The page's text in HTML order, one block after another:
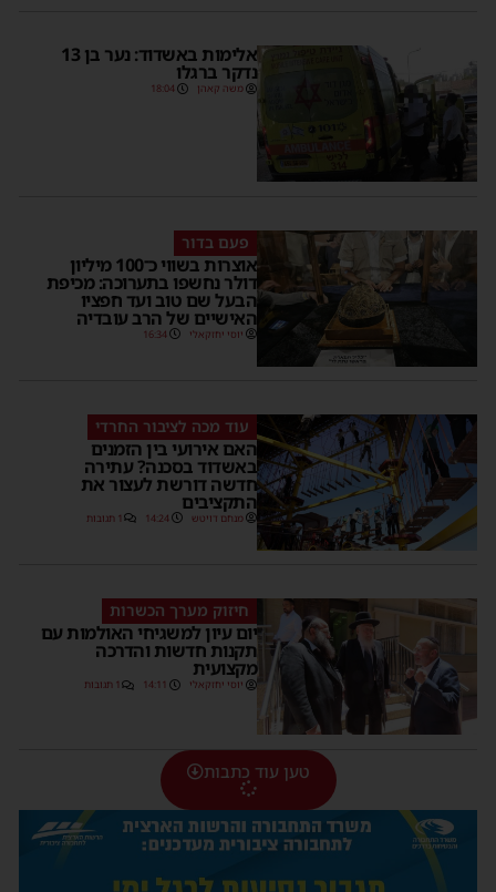
אלימות באשדוד: נער בן 13
נדקר ברגלו
משה קאהן 18:04
פעם בדור
אוצרות בשווי כ־100 מיליון
דולר נחשפו בתערוכה: מכיפת
הבעל שם טוב ועד חפציו
האישיים של הרב עובדיה
יוסי יחזקאלי 16:34
עוד מכה לציבור החרדי
האם אירועי בין הזמנים
באשדוד בסכנה? עתירה
חדשה דורשת לעצור את
התקציבים
מנחם דויטש 14:24 1 תגובות
חיזוק מערך הכשרות
יום עיון למשגיחי האולמות עם
תקנות חדשות והדרכה
מקצועית
יוסי יחזקאלי 14:11 1 תגובות
טען עוד כתבות